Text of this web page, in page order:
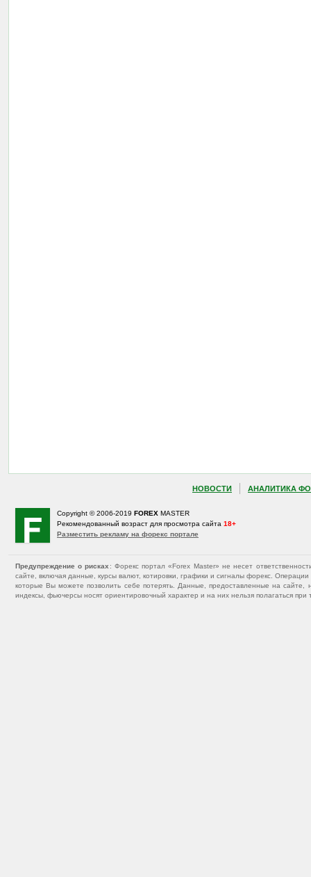
НОВОСТИ АНАЛИТИКА
Copyright © 2006-2019 FOREX MASTER
Рекомендованный возраст для просмотра сайта 18+
Разместить рекламу на форекс портале
Предупреждение о рисках : Форекс портал «Forex Master» не несет
сайте, включая данные, курсы валют, котировки, графики и сигналы форекс.
которые Вы можете позволить себе потерять. Данные, предоставленные на
индексы, фьючерсы носят ориентировочный характер и на них нельзя полагаться при